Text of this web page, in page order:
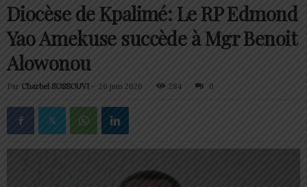
Diocèse de Kpalimé: Le RP Edmond
Yao Amekuse succède à Mgr Benoit
Alowonou
Par Charbel SOSSOUVI - 26 juin 2026 284 0